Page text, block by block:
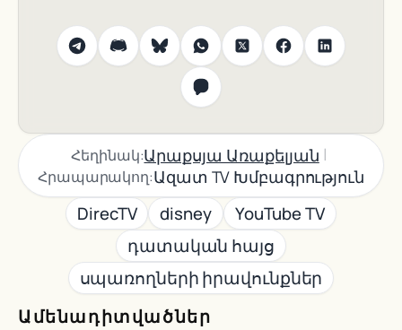
Ամենադիտվածներ
Հեղինակ:Արաքսյա Առաքելյան |
Հրապարակող:Ազատ TV Խմբագրություն
DirecTV disney
YouTube TV
դատական հայց
սպառողների իրավունքներ